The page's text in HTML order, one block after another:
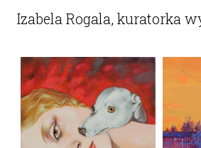
Izabela Rogala, kuratorka